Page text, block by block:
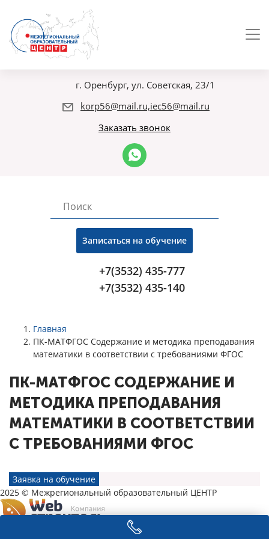
г. Оренбург, ул. Советская, 23/1
korp56@mail.ru,iec56@mail.ru
Заказать звонок
Записаться на обучение
+7(3532) 435-777
+7(3532) 435-140
Главная
ПК-МАТФГОС Содержание и методика преподавания
математики в соответствии с требованиями ФГОС
ПК-МАТФГОС СОДЕРЖАНИЕ И
МЕТОДИКА ПРЕПОДАВАНИЯ
МАТЕМАТИКИ В СООТВЕТСТВИИ
С ТРЕБОВАНИЯМИ ФГОС
Заявка на обучение
2025 © Межрегиональный образовательный ЦЕНТР